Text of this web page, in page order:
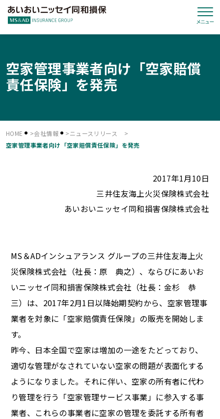
空家管理事業者向け「空家賠償
責任保険」を発売
HOME 会社情報
ニュースリリース
空家管理事業者向け「空家賠償責任保険」を発売
2017年1月10日
三井住友海上火災保険株式会社
あいおいニッセイ同和損害保険株式会社
MS＆ADインシュアランス グループの三井住友海上火
災保険株式会社（社長：原 典之）、ならびにあいお
いニッセイ同和損害保険株式会社（社長：金杉 恭
三）は、2017年2月1日以降始期契約から、空家管理事
業者を対象に「空家賠償責任保険」の販売を開始しま
す。
昨今、日本全国で空家は増加の一途をたどっており、
適切な管理がなされていない空家の問題が表面化する
ようになりました。それに伴い、空家の所有者に代わ
り管理を行う「空家管理サービス事業」に参入する事
業者、これらの事業者に空家の管理を委託する所有者